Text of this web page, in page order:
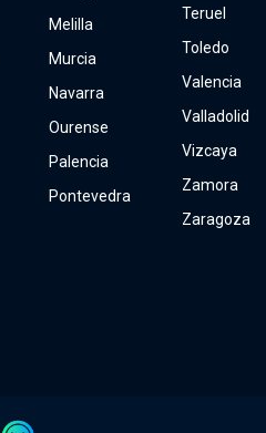
Melilla
Murcia
Navarra
Ourense
Palencia
Pontevedra
Teruel
Toledo
Valencia
Valladolid
Vizcaya
Zamora
Zaragoza